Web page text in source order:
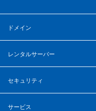
ドメイン
レンタルサーバー
セキュリティ
サービス